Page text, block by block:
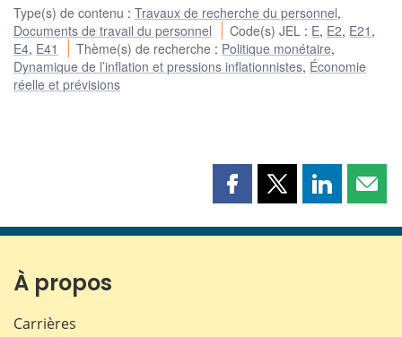
Type(s) de contenu : Travaux de recherche du personnel,
Documents de travail du personnel
Code(s) JEL : E, E2, E21 ,
E4, E41 Thème(s) de recherche : Politique monétaire,
Dynamique de l’inflation et pressions inflationnistes, Économie
réelle et prévisions
Partager
page
Partager
page
Partager
page page
À propos
Carrières